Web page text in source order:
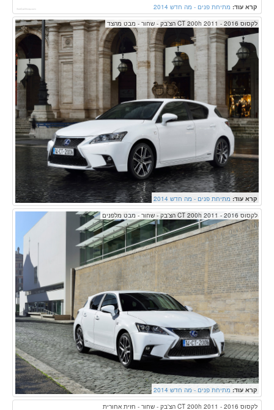
קרא עוד: מתיחת פנים - מה חדש 2014
לקסוס CT 200h 2011 - 2016 הצ'בק - שחור - מבט מהצד
קרא עוד: מתיחת פנים - מה חדש 2014
לקסוס CT 200h 2011 - 2016 הצ'בק - שחור - מבט מלפנים
קרא עוד: מתיחת פנים - מה חדש 2014
לקסוס CT 200h 2011 - 2016 הצ'בק - שחור - חזית אחורית